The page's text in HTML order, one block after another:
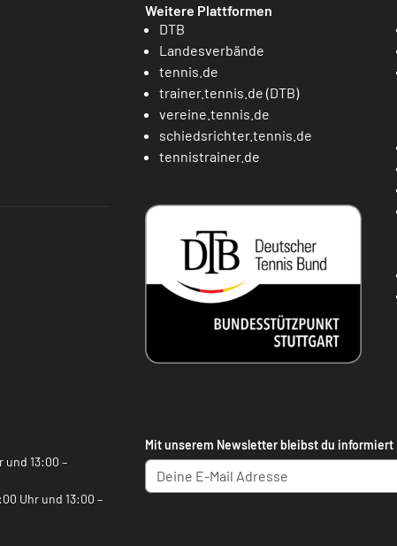
Weitere Plattformen
DTB
Landesverbände
tennis.de
trainer.tennis.de (DTB)
vereine.tennis.de
schiedsrichter.tennis.de
tennistrainer.de
und 13:00 –
Uhr und 13:00 –
Mit unserem Newsletter bleibst du informiert